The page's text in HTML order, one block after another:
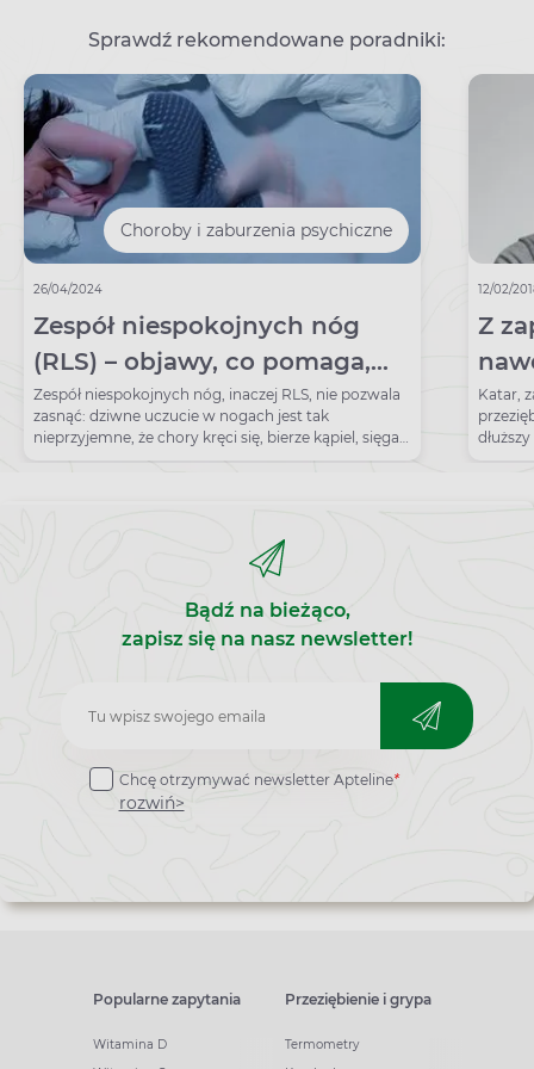
Sprawdź rekomendowane poradniki:
Choroby i zaburzenia psychiczne
26/04/2024
Zespół niespokojnych nóg
(RLS) – objawy, co pomaga,
jak zasnąć?
Zespół niespokojnych nóg, inaczej RLS, nie pozwala
zasnąć: dziwne uczucie w nogach jest tak
nieprzyjemne, że chory kręci się, bierze kąpiel, sięga
po maści.
12/02/
Z
Katar,
Bądź na bieżąco,
zapisz się na nasz newsletter!
Zapisz
do
newslettera
Chcę otrzymywać newsletter Apteline*
rozwiń>
Popularne zapytania
Witamina D
Przeziębienie i grypa
Termometry